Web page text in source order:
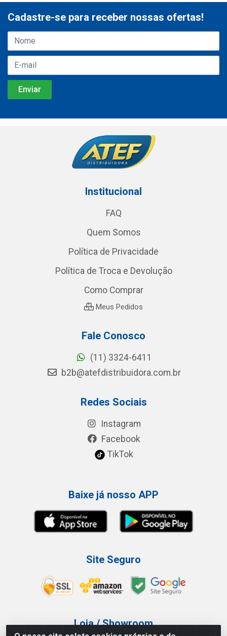
Cadastre-se para receber nossas ofertas!
Institucional
FAQ
Quem Somos
Política de Privacidade
Política de Troca e Devolução
Como Comprar
Meus Pedidos
Fale Conosco
(11) 3324-6411
b2b@atefdistribuidora.com.br
Redes Sociais
Instagram
Facebook
TikTok
Baixe já nosso APP
Site Seguro
Loja / Showroom